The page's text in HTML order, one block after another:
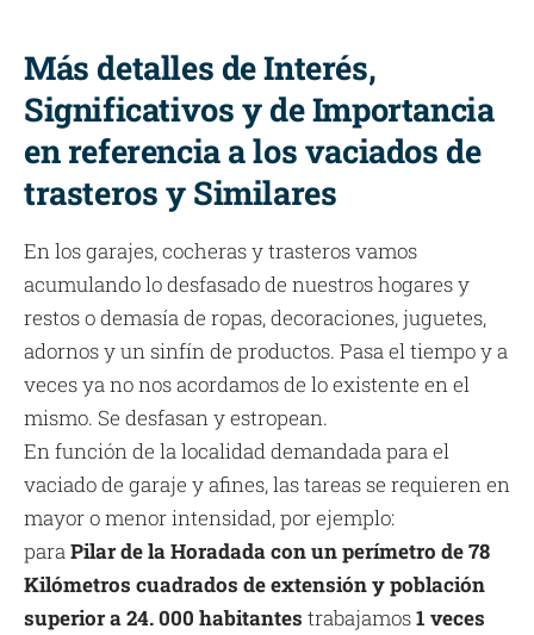
Más detalles de Interés,
Significativos y de Importancia
en referencia a los vaciados de
trasteros y Similares
En los garajes, cocheras y trasteros vamos
acumulando lo desfasado de nuestros hogares y
restos o demasía de ropas, decoraciones, juguetes,
adornos y un sinfín de productos. Pasa el tiempo y a
veces ya no nos acordamos de lo existente en el
mismo. Se desfasan y estropean.
En función de la localidad demandada para el
vaciado de garaje y afines, las tareas se requieren en
mayor o menor intensidad, por ejemplo:
paraPilar de la Horadada con un perímetro de 78
Kilómetros cuadrados de extensión y población
superior a 24. 000 habitantes trabajamos1 veces